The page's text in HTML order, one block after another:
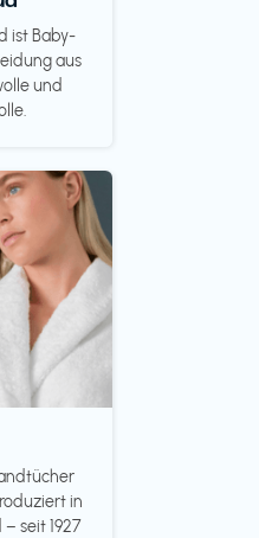
ist Baby-
aus
und
in
seit 1927